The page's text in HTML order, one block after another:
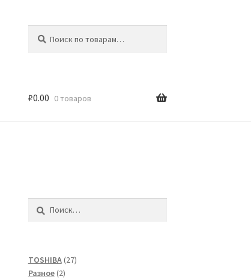
₽0.00 0 товаров
Найти:
TOSHIBA 2727
Разное 22